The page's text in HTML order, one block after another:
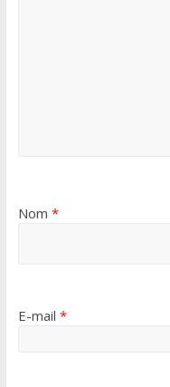
Nom *
E-mail *